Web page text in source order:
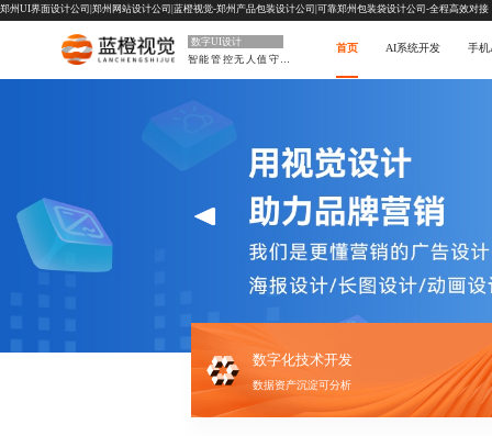
郑州UI界面设计公司|郑州网站设计公司|蓝橙视觉-郑州产品包装设计公司|可靠郑州包装袋设计公司-全程高效对接
数字UI设计
首页 AI系统开发 手机
数字化技术开发
数据资产沉淀可分析